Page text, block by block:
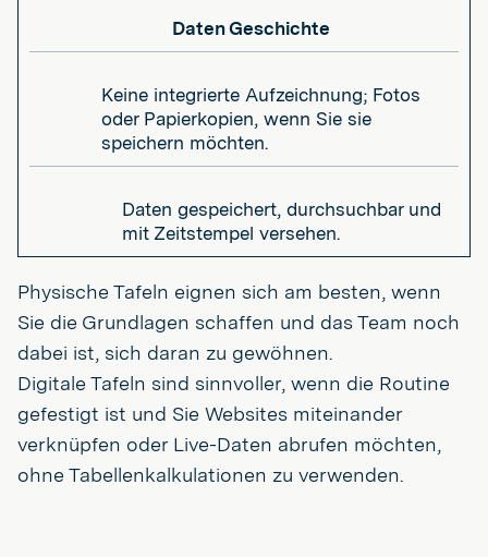
Daten Geschichte
Keine integrierte Aufzeichnung; Fotos
oder Papierkopien, wenn Sie sie
speichern möchten.
Daten gespeichert, durchsuchbar und
mit Zeitstempel versehen.
Physische Tafeln eignen sich am besten, wenn
Sie die Grundlagen schaffen und das Team noch
dabei ist, sich daran zu gewöhnen.
Digitale Tafeln sind sinnvoller, wenn die Routine
gefestigt ist und Sie Websites miteinander
verknüpfen oder Live-Daten abrufen möchten,
ohne Tabellenkalkulationen zu verwenden.